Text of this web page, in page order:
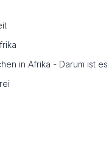
in Afrika - Darum ist